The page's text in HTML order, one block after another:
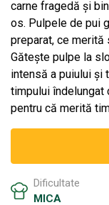
carne fragedă și
os. Pulpele de pui
preparat, ce
Gătește pulpe la
intensă a puiului și
timpului îndelungat
pentru că merită
Dificultate
MICA